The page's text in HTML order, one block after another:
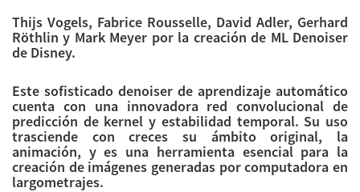
Thijs Vogels, Fabrice Rousselle, David Adler, Gerhard
Röthlin y Mark Meyer por la creación de ML Denoiser
de Disney.
Este sofisticado denoiser de aprendizaje automático
cuenta con una innovadora red convolucional de
predicción de kernel y estabilidad temporal. Su uso
trasciende con creces su ámbito original, la
animación, y es una herramienta esencial para la
creación de imágenes generadas por computadora en
largometrajes.